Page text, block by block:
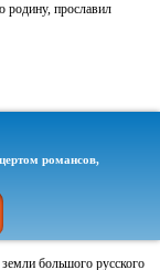
родину, прославил
романсов,
большого русского